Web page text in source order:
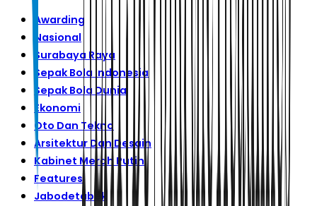
Awarding
Nasional
Surabaya Raya
Sepak Bola Indonesia
Sepak Bola Dunia
Ekonomi
Oto Dan Tekno
Arsitektur Dan Desain
Kabinet Merah Putih
Features
Jabodetabek